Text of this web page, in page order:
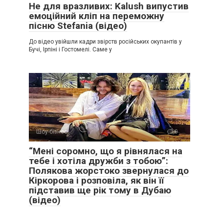
Не для вразливих: Kalush випустив
емоційний кліп на переможну
пісню Stefania (відео)
До відео увійшли кадри звірств російських окупантів у
Бучі, Ірпіні і Гостомелі. Саме у
Шоу-бізнес 0
“Мені соромно, що я рівнялася на
тебе і хотіла дружби з тобою”:
Полякова жорстоко звернулася до
Кіркорова і розповіла, як він її
підставив ще рік тому в Дубаю
(відео)